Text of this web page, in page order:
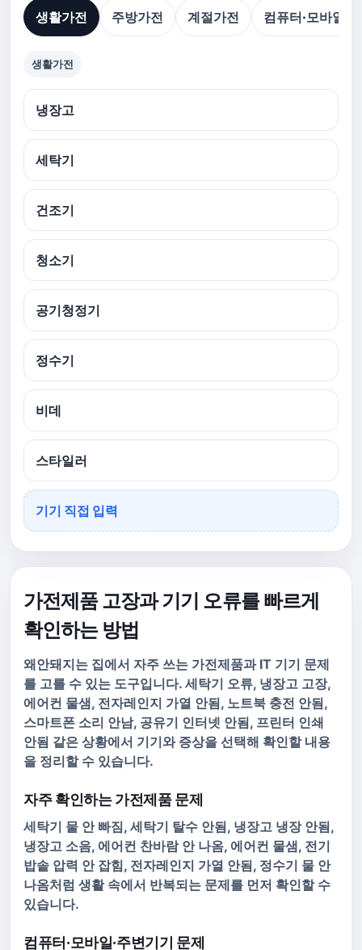
생활가전 주방가전 계절가전 컴퓨터·모바일
생활가전
냉장고
세탁기
건조기
청소기
공기청정기
정수기
비데
스타일러
기기 직접 입력
가전제품 고장과 기기 오류를 빠르게
확인하는 방법
왜안돼지는 집에서 자주 쓰는 가전제품과 IT 기기 문제
를 고를 수 있는 도구입니다. 세탁기 오류, 냉장고 고장,
에어컨 물샘, 전자레인지 가열 안됨, 노트북 충전 안됨,
스마트폰 소리 안남, 공유기 인터넷 안됨, 프린터 인쇄
안됨 같은 상황에서 기기와 증상을 선택해 확인할 내용
을 정리할 수 있습니다.
자주 확인하는 가전제품 문제
세탁기 물 안 빠짐, 세탁기 탈수 안됨, 냉장고 냉장 안됨,
냉장고 소음, 에어컨 찬바람 안 나옴, 에어컨 물샘, 전기
밥솥 압력 안 잡힘, 전자레인지 가열 안됨, 정수기 물 안
나옴처럼 생활 속에서 반복되는 문제를 먼저 확인할 수
있습니다.
컴퓨터·모바일·주변기기 문제